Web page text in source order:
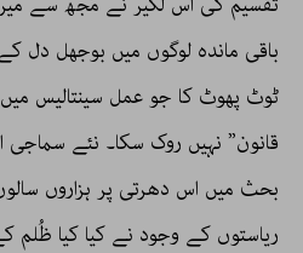
باقی ماندہ لوگوں میں بوجھل دل
ٹوٹ پھوٹ کا جو عمل سینتالیس
قانون” نہیں روک سکا۔ نئے سماجی
بحث میں اس دھرتی پر ہزاروں
ریاستوں کے وجود نے کیا کیا ظُلم